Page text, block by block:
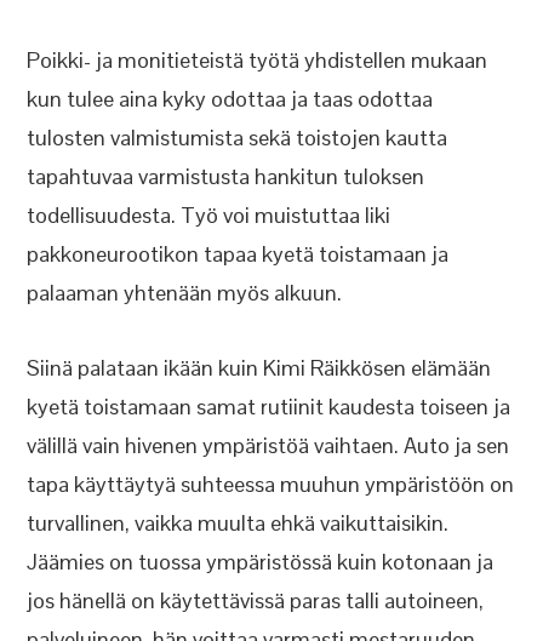
Poikki- ja monitieteistä työtä yhdistellen mukaan
kun tulee aina kyky odottaa ja taas odottaa
tulosten valmistumista sekä toistojen kautta
tapahtuvaa varmistusta hankitun tuloksen
todellisuudesta. Työ voi muistuttaa liki
pakkoneurootikon tapaa kyetä toistamaan ja
palaaman yhtenään myös alkuun.
Siinä palataan ikään kuin Kimi Räikkösen elämään
kyetä toistamaan samat rutiinit kaudesta toiseen ja
välillä vain hivenen ympäristöä vaihtaen. Auto ja sen
tapa käyttäytyä suhteessa muuhun ympäristöön on
turvallinen, vaikka muulta ehkä vaikuttaisikin.
Jäämies on tuossa ympäristössä kuin kotonaan ja
jos hänellä on käytettävissä paras talli autoineen,